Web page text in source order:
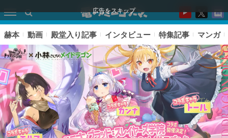
広告をスキップ
赫本 動画 殿堂入り記事 インタビュー 特集記事 マンガ